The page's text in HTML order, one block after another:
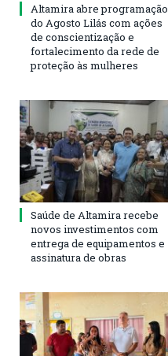
Altamira abre programação
do Agosto Lilás com ações
de conscientização e
fortalecimento da rede de
proteção às mulheres
Saúde de Altamira recebe
novos investimentos com
entrega de equipamentos e
assinatura de obras